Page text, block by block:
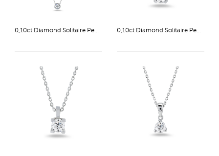
0,10ct Diamond Solitaire Pendant 0,10ct Diamond Solitaire Pendant